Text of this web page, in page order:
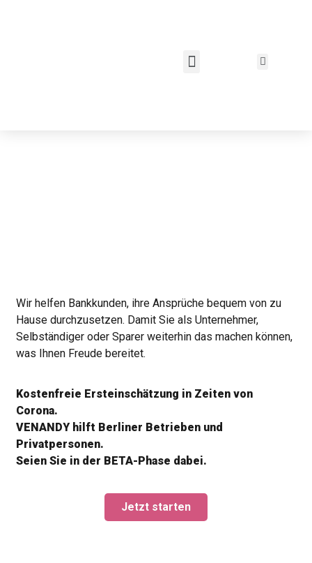
Wir helfen Bankkunden, ihre Ansprüche bequem von zu
Hause durchzusetzen. Damit Sie als Unternehmer,
Selbständiger oder Sparer weiterhin das machen können,
was Ihnen Freude bereitet.
Kostenfreie Ersteinschätzung in Zeiten von
Corona.
VENANDY hilft Berliner Betrieben und
Privatpersonen.
Seien Sie in der BETA-Phase dabei.
Jetzt starten